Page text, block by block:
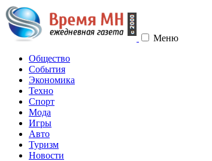
Меню
Общество
События
Экономика
Техно
Спорт
Мода
Игры
Авто
Туризм
Новости